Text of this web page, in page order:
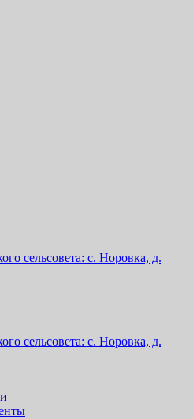
сельсовета: с. Норовка, д.
сельсовета: с. Норовка, д.